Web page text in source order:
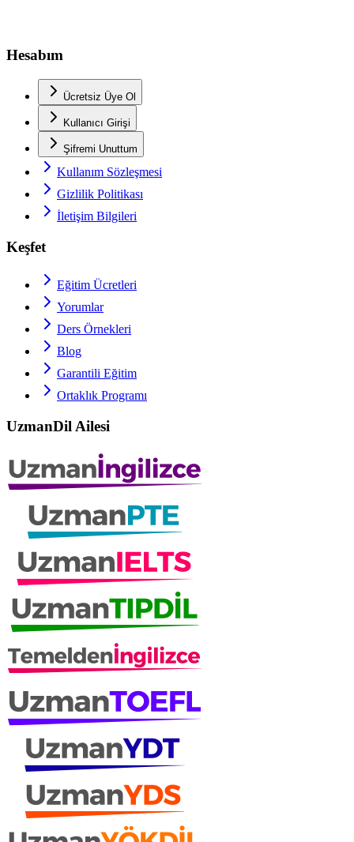
Hesabım
Ücretsiz Üye Ol
Kullanıcı Girişi
Şifremi Unuttum
Kullanım Sözleşmesi
Gizlilik Politikası
İletişim Bilgileri
Keşfet
Eğitim Ücretleri
Yorumlar
Ders Örnekleri
Blog
Garantili Eğitim
Ortaklık Programı
UzmanDil Ailesi